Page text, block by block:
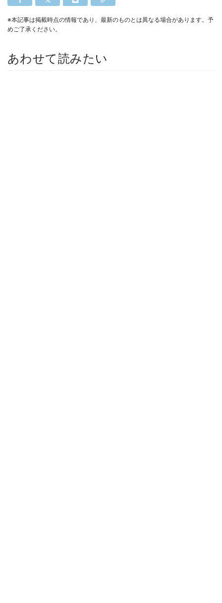
※本記事は掲載時点の情報であり、最新のものとは異なる場合があります。予
めご了承ください。
あわせて読みたい